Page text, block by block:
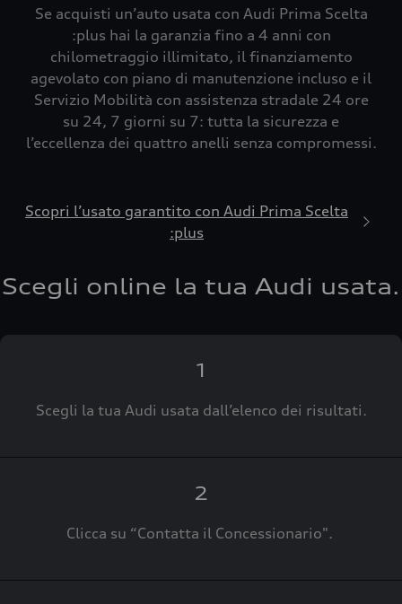
Se acquisti un’auto usata con Audi Prima Scelta
:plus hai la garanzia fino a 4 anni con
chilometraggio illimitato, il finanziamento
agevolato con piano di manutenzione incluso e il
Servizio Mobilità con assistenza stradale 24 ore
su 24, 7 giorni su 7: tutta la sicurezza e
l’eccellenza dei quattro anelli senza compromessi.
Scopri l’usato garantito con Audi Prima Scelta
:plus
Scegli online la tua Audi usata.
1
Scegli la tua Audi usata dall’elenco dei risultati.
2
Clicca su “Contatta il Concessionario".